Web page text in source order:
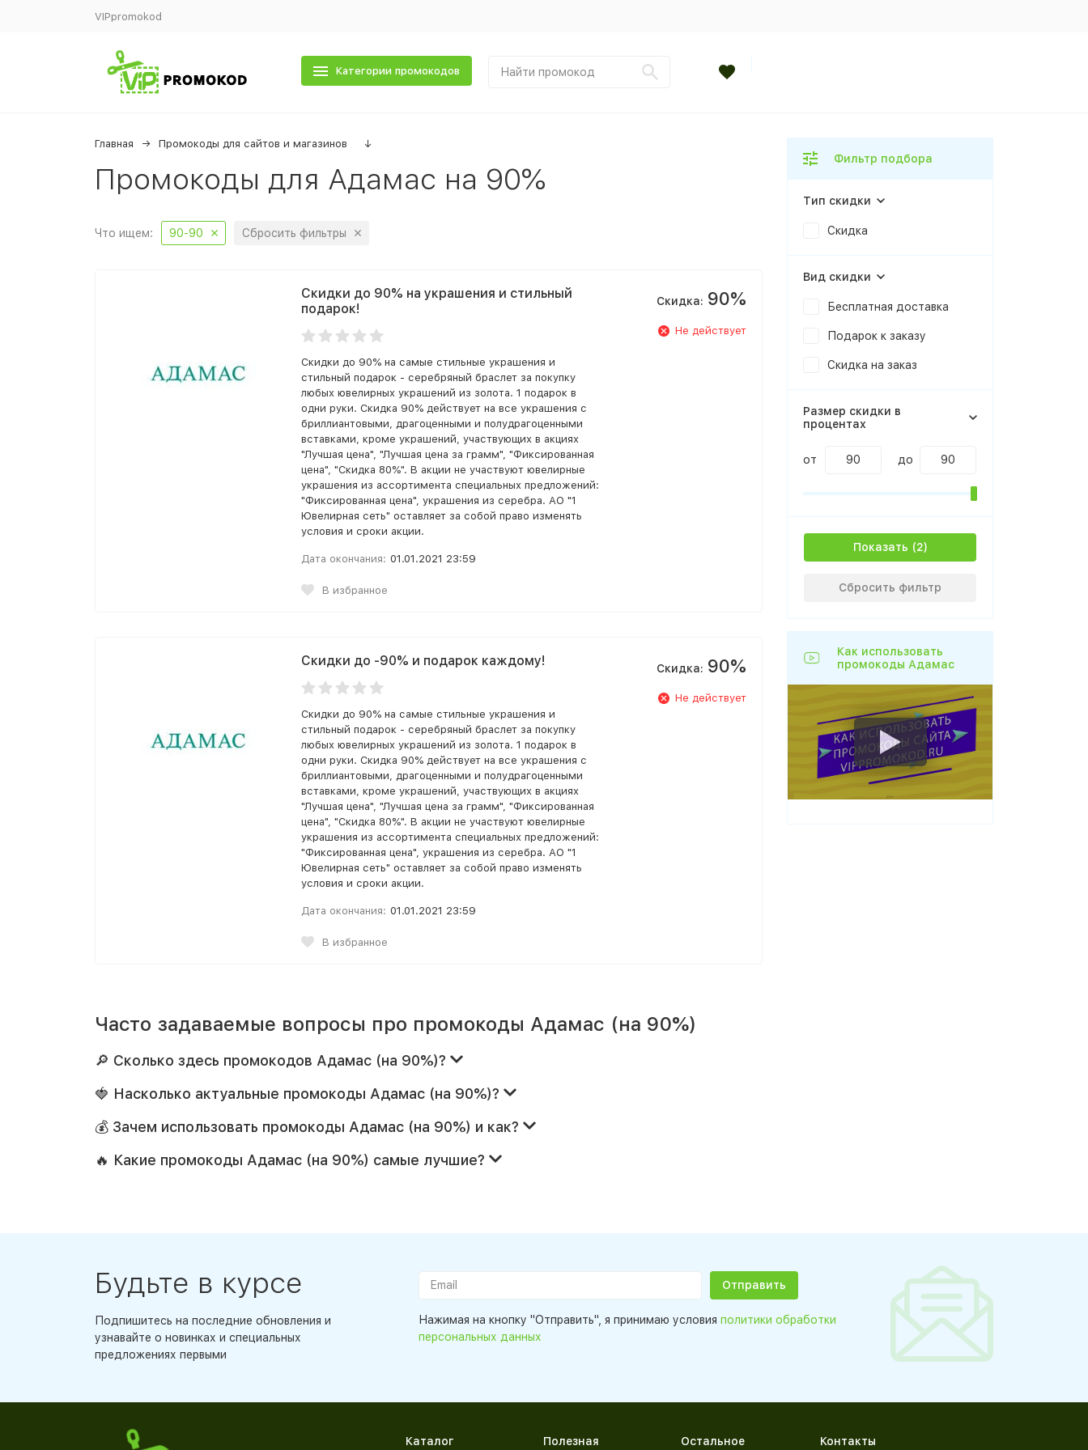
VIPpromokod
Категории промокодов
Главная Промокоды для сайтов и магазинов ↓
Промокоды для Адамас на 90%
Что ищем: 90-90 Сбросить фильтры
Скидки до 90% на украшения и стильный
подарок!
Скидки до 90% на самые стильные украшения и
стильный подарок - серебряный браслет за покупку
любых ювелирных украшений из золота. 1 подарок в
одни руки. Скидка 90% действует на все украшения с
бриллиантовыми, драгоценными и полудрагоценными
вставками, кроме украшений, участвующих в акциях
"Лучшая цена", "Лучшая цена за грамм", "Фиксированная
цена", "Скидка 80%". В акции не участвуют ювелирные
украшения из ассортимента специальных предложений:
"Фиксированная цена", украшения из серебра. АО "1
Ювелирная сеть" оставляет за собой право изменять
условия и сроки акции.
Дата окончания: 01.01.2021 23:59
В избранное
Скидка: 90%
Не действует
Скидки до -90% и подарок каждому!
Скидки до 90% на самые стильные украшения и
стильный подарок - серебряный браслет за покупку
любых ювелирных украшений из золота. 1 подарок в
одни руки. Скидка 90% действует на все украшения с
бриллиантовыми, драгоценными и полудрагоценными
вставками, кроме украшений, участвующих в акциях
"Лучшая цена", "Лучшая цена за грамм", "Фиксированная
цена", "Скидка 80%". В акции не участвуют ювелирные
украшения из ассортимента специальных предложений:
"Фиксированная цена", украшения из серебра. АО "1
Ювелирная сеть" оставляет за собой право изменять
условия и сроки акции.
Дата окончания: 01.01.2021 23:59
В избранное
Скидка: 90%
Не действует
Часто задаваемые вопросы про промокоды Адамас (на 90%)
🔎 Сколько здесь промокодов Адамас (на 90%)?
🍓 Насколько актуальные промокоды Адамас (на 90%)?
💰 Зачем использовать промокоды Адамас (на 90%) и как?
🔥 Какие промокоды Адамас (на 90%) самые лучшие?
Фильтр подбора
Тип скидки
Скидка
Вид скидки
Бесплатная доставка
Подарок к заказу
Скидка на заказ
Размер скидки в
процентах
от до
Показать
Сбросить фильтр
Как использовать
промокоды Адамас
Будьте в курсе
Подпишитесь на последние обновления и
узнавайте о новинках и специальных
предложениях первыми
Нажимая на кнопку "Отправить", я принимаю условия политики обработки
персональных данных
Каталог
Полезная
Остальное Контакты